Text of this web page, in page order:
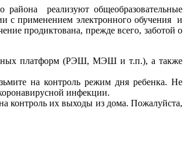
реализуют общеобразовательные
с применением электронного обучения и
продиктована, прежде всего, заботой о
платформ (РЭШ, МЭШ и т.п.), а также
на контроль режим дня ребенка. Не
инфекции.
контроль их выходы из дома. Пожалуйста,